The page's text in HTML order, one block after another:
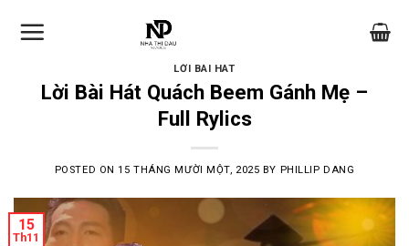
LỜI BÀI HÁT
Lời Bài Hát Quách Beem Gánh Mẹ –
Full Rylics
POSTED ON15 THÁNG MƯỜI MỘT, 2025 BY PHILLIP DANG
15
Th11